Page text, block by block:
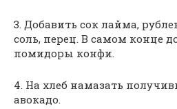
3. Добавить сок лайма,
соль, перец. В самом конце
помидоры конфи.
4. На хлеб намазать
авокадо.